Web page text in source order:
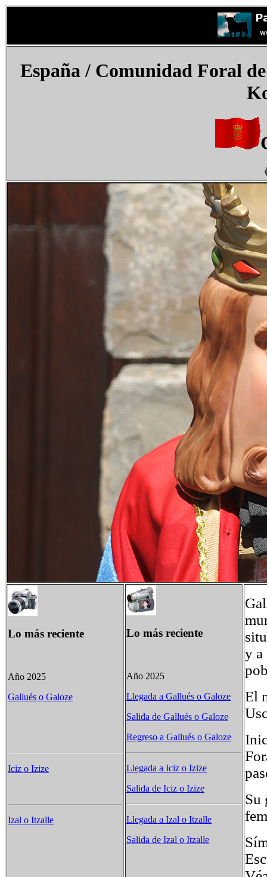
España / Comunidad Foral
Lo más reciente
Año 2025
Gallués o Galoze
Iciz o Izize
Izal o Itzalle
Lo más reciente
Año 2025
Llegada a Gallués o Galoze
Salida de Gallués o Galoze
Regreso a Gallués o Galoze
Llegada a Iciz o Izize
Salida de Iciz o Izize
Llegada a Izal o Itzalle
Salida de Izal o Itzalle
y a
El
Su